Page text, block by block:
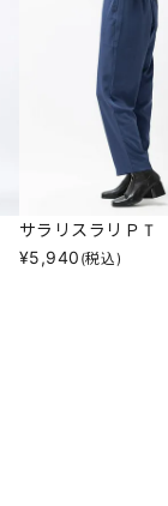
サラリスラリＰＴ
¥5,940 (税込)